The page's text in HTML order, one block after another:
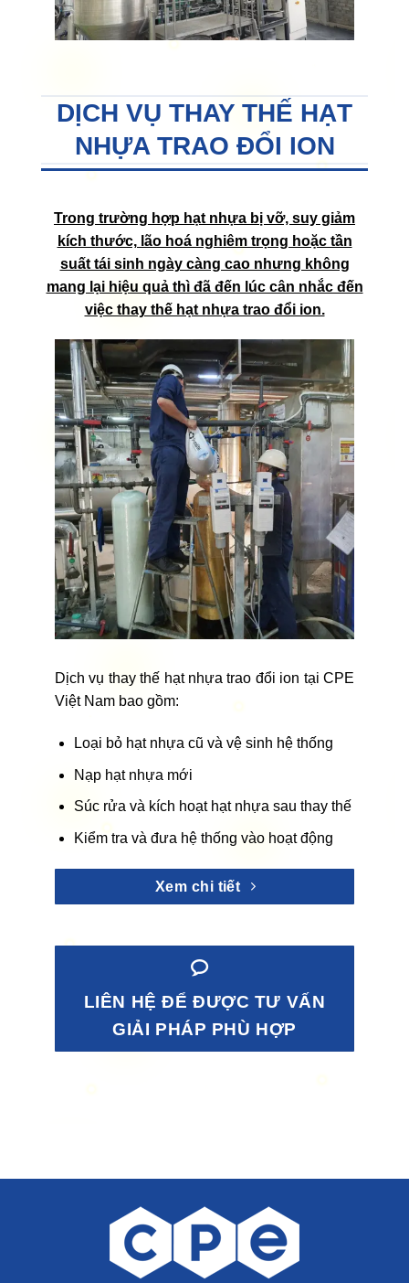
DỊCH VỤ THAY THẾ HẠT
NHỰA TRAO ĐỔI ION
Trong trường hợp hạt nhựa bị vỡ, suy giảm
kích thước, lão hoá nghiêm trọng hoặc tần
suất tái sinh ngày càng cao nhưng không
mang lại hiệu quả thì đã đến lúc cân nhắc đến
việc thay thế hạt nhựa trao đổi ion.
Dịch vụ thay thế hạt nhựa trao đổi ion tại CPE
Việt Nam bao gồm:
Loại bỏ hạt nhựa cũ và vệ sinh hệ thống
Nạp hạt nhựa mới
Súc rửa và kích hoạt hạt nhựa sau thay thế
Kiểm tra và đưa hệ thống vào hoạt động
Xem chi tiết
LIÊN HỆ ĐỂ ĐƯỢC TƯ VẤN
GIẢI PHÁP PHÙ HỢP